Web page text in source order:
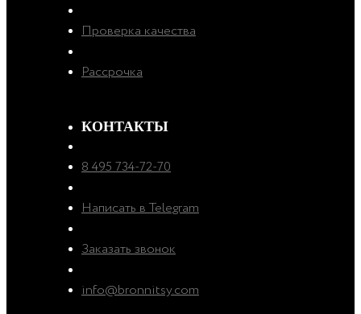
Проверка качества
Рассрочка
КОНТАКТЫ
8 495 734-72-70
Написать в Telegram
Заказать звонок
info@bronnitsy.com